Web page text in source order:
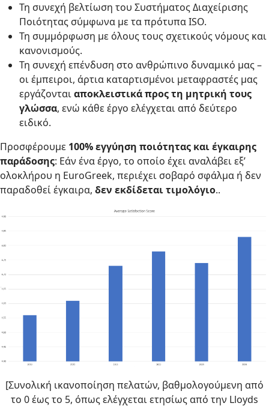
Τη συνεχή βελτίωση του Συστήματος Διαχείρισης
Ποιότητας σύμφωνα με τα πρότυπα ISO.
Τη συμμόρφωση με όλους τους σχετικούς νόμους και
κανονισμούς.
Τη συνεχή επένδυση στο ανθρώπινο δυναμικό μας –
οι έμπειροι, άρτια καταρτισμένοι μεταφραστές μας
εργάζονταιαποκλειστικά προς τη μητρική τους
γλώσσα, ενώ κάθε έργο ελέγχεται από δεύτερο
ειδικό.
Προσφέρουμε 100% εγγύηση ποιότητας και έγκαιρης
παράδοσης: Εάν ένα έργο, το οποίο έχει αναλάβει εξ’
ολοκλήρου η EuroGreek, περιέχει σοβαρό σφάλμα ή δεν
παραδοθεί έγκαιρα, δεν εκδίδεται τιμολόγιο..
[Συνολική ικανοποίηση πελατών, βαθμολογούμενη από
το 0 έως το 5, όπως ελέγχεται ετησίως από την Lloyds